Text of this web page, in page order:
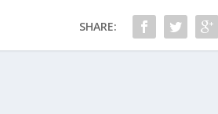
SHARE: